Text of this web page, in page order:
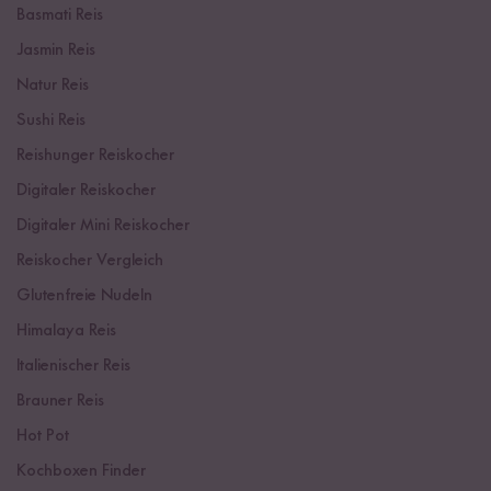
Basmati Reis
Jasmin Reis
Natur Reis
Sushi Reis
Reishunger Reiskocher
Digitaler Reiskocher
Digitaler Mini Reiskocher
Reiskocher Vergleich
Glutenfreie Nudeln
Himalaya Reis
Italienischer Reis
Brauner Reis
Hot Pot
Kochboxen Finder